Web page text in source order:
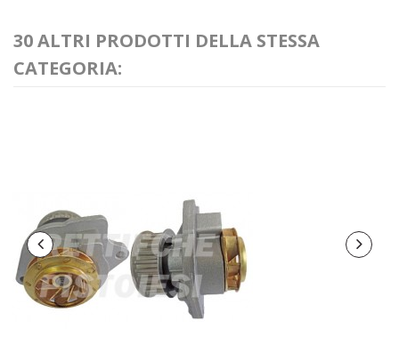
30 ALTRI PRODOTTI DELLA STESSA
CATEGORIA: